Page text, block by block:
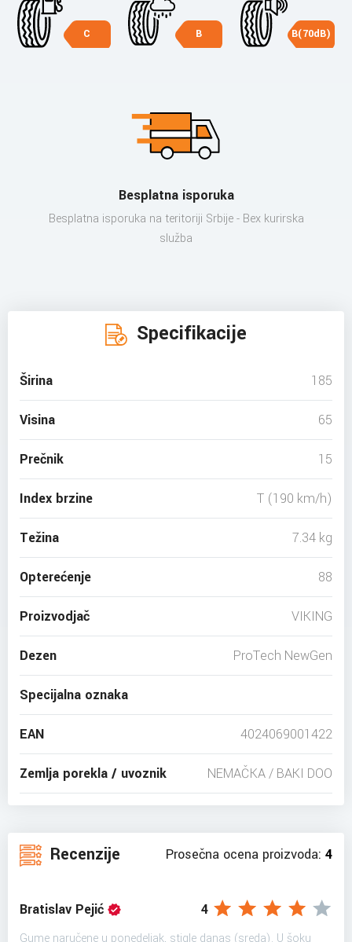
C B B(70dB)
Besplatna isporuka
Besplatna isporuka na teritoriji Srbije - Bex kurirska
služba
Specifikacije
Širina 185
Visina 65
Prečnik 15
Index brzine T (190 km/h)
Težina 7.34 kg
Opterećenje 88
Proizvodjač VIKING
Dezen ProTech NewGen
Specijalna oznaka
EAN 4024069001422
Zemlja porekla / uvoznik NEMAČKA / BAKI DOO
Recenzije Prosečna ocena proizvoda: 4
Bratislav Pejić 4
Gume naručene u ponedeljak, stigle danas (sreda). U šoku